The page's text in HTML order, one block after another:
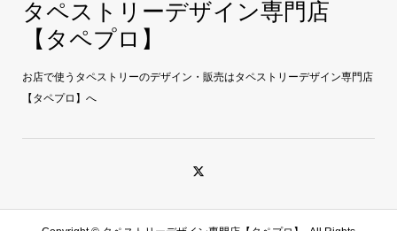
タペストリーデザイン専門店
【タペプロ】
お店で使うタペストリーのデザイン・販売はタペストリーデザイン専門店
【タペプロ】へ